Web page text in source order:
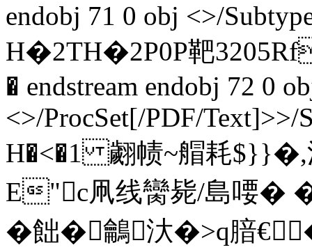
endobj 71 0 obj <>/
H�2TH�2P0P靶
� endstream endobj 72 0
<>/ProcSet[/PDF/Text]>>/
H�<�1 翽 帻~艒耗$}}�,
E"c凧线臠毙/島喓
�飿�鸙汏�>q腤€